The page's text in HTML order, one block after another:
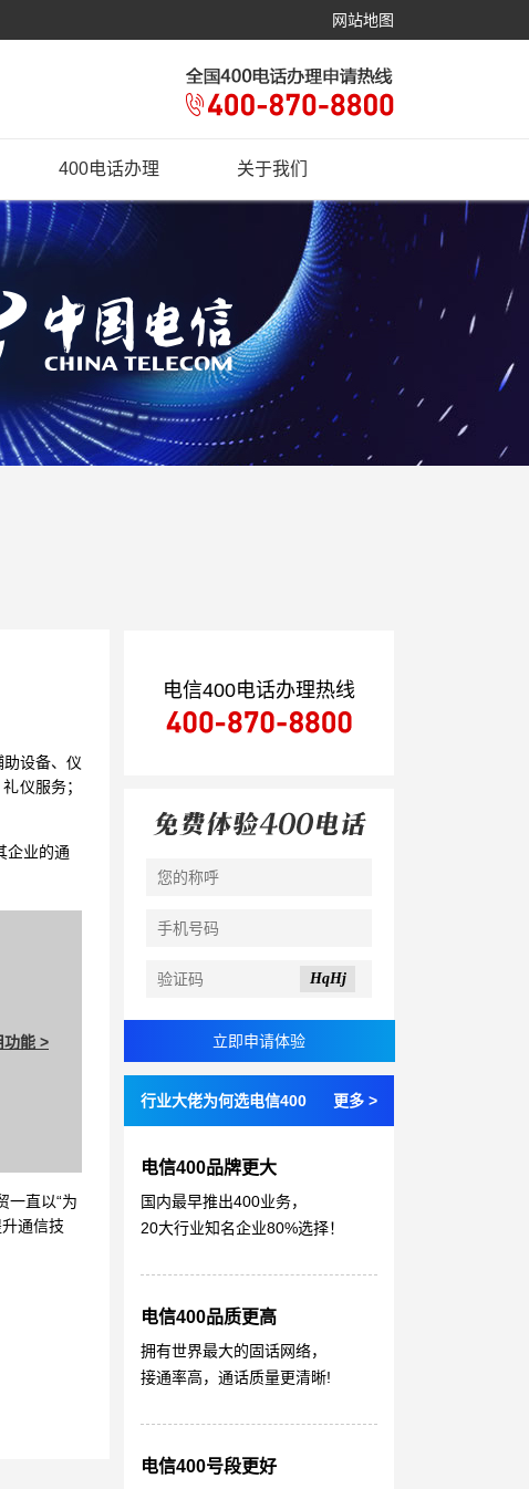
网站地图
400电话办理 关于我们
设备、仪
仪服务；
企业的通
功能 >
一直以“为
通信技
电信400电话办理热线
HqHj
行业大佬为何选电信400 更多 >
电信400品牌更大
国内最早推出400业务，
20大行业知名企业80%选择！
电信400品质更高
拥有世界最大的固话网络，
接通率高，通话质量更清晰!
电信400号段更好